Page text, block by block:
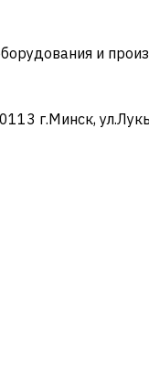
и
г.Минск,